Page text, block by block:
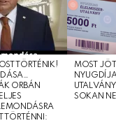
TÖRTÉNIK!
ORBÁN
TÖRTÉNNI:
MOST
SOKAN